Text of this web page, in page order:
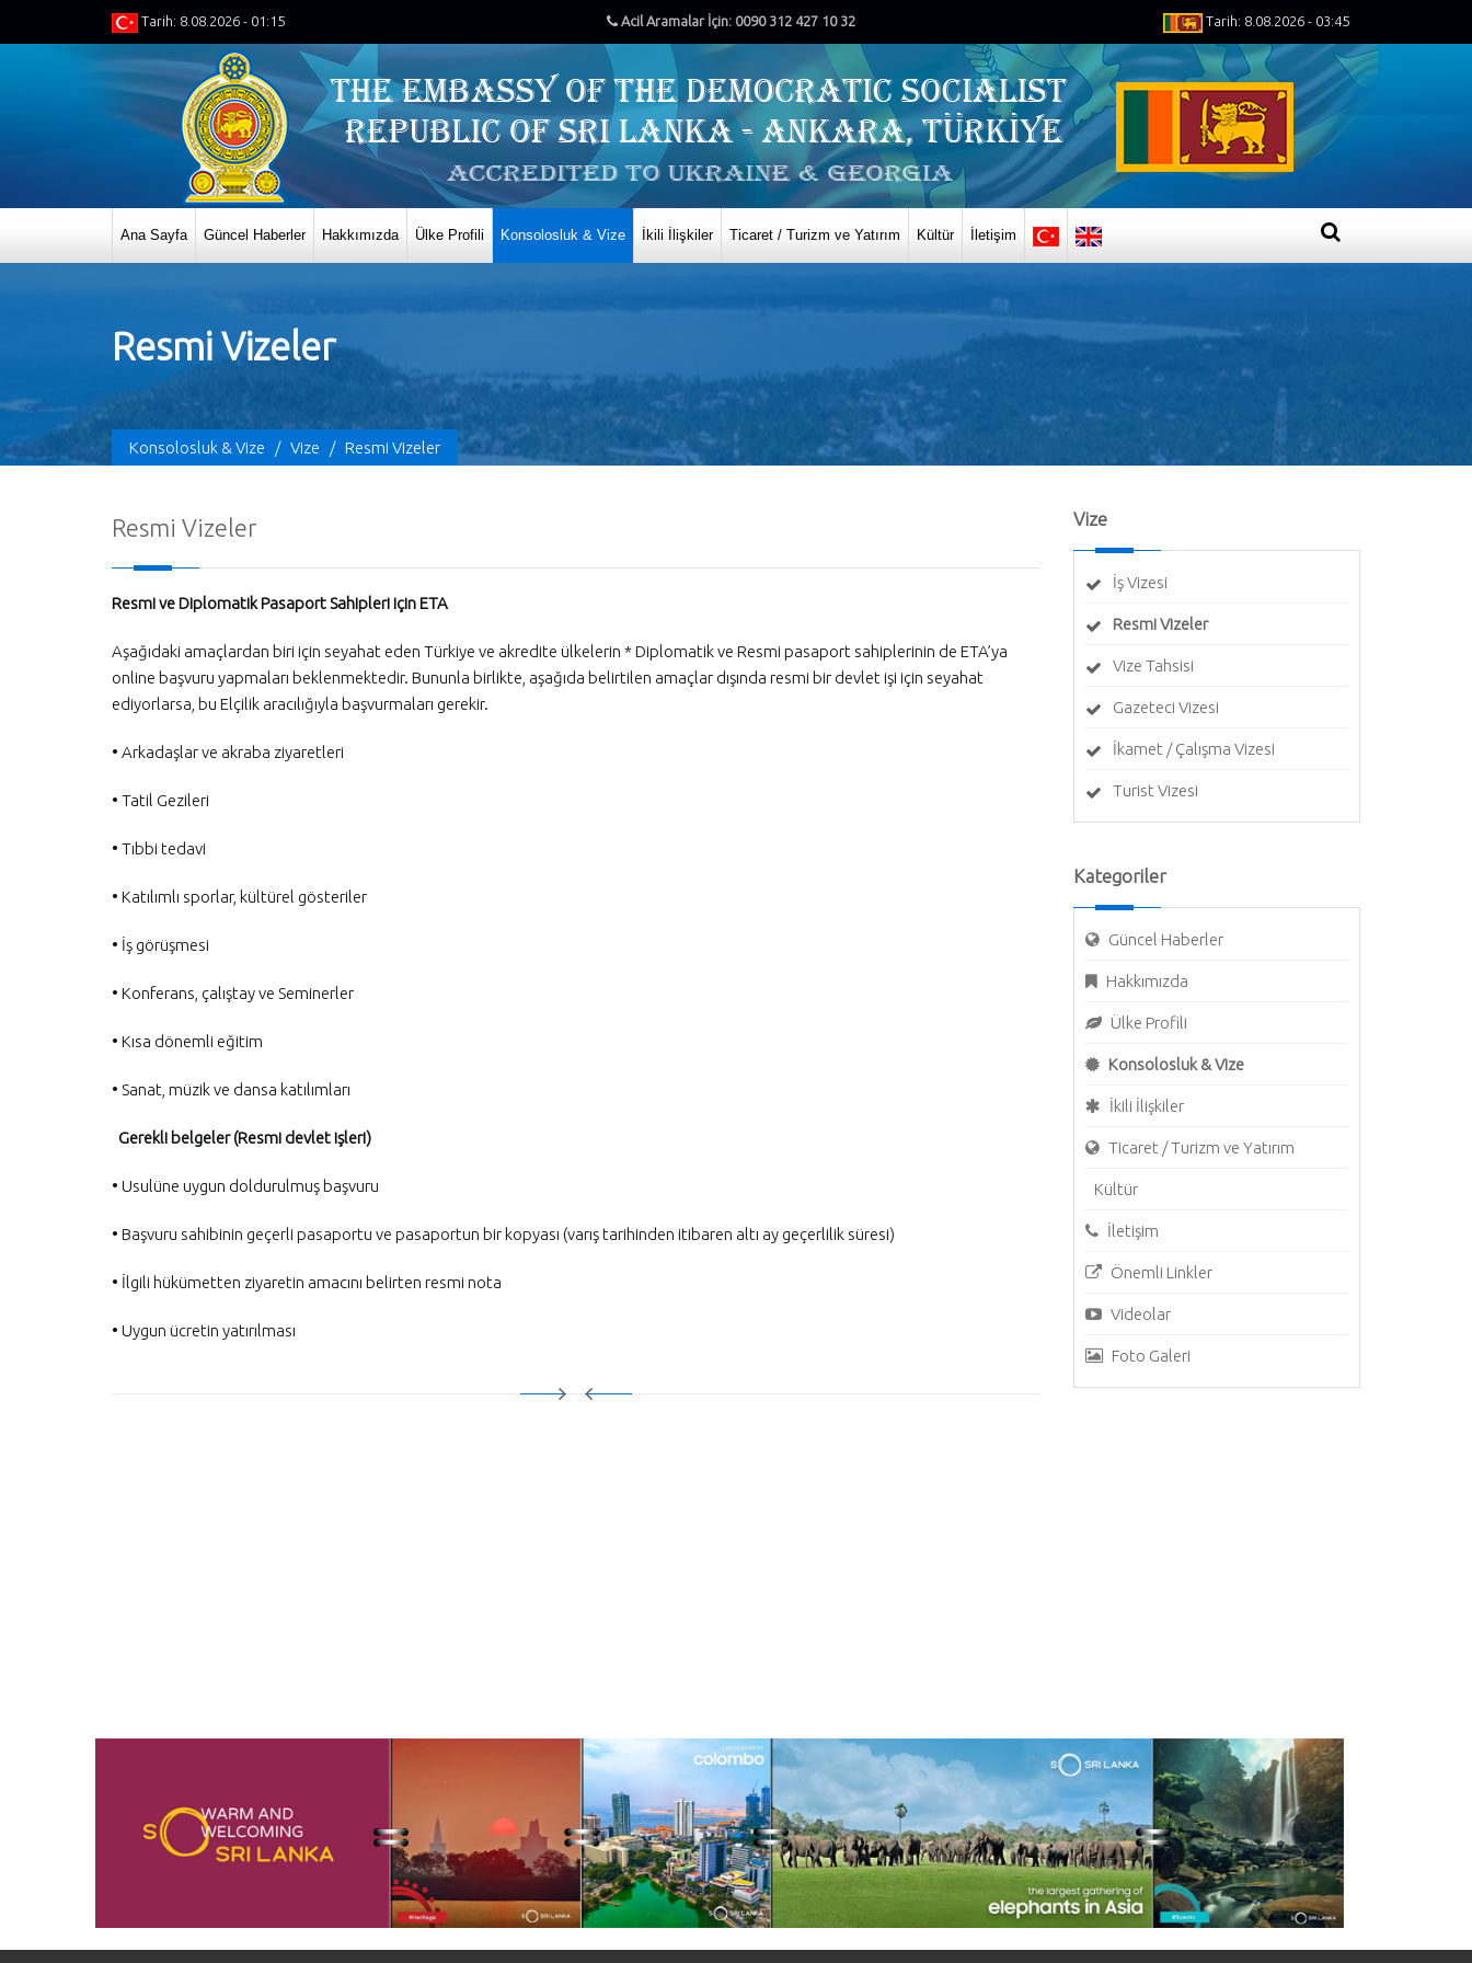
Tarih: 8.08.2026 - 01:15 Acil Aramalar İçin: 0090 312 427 10 32 Tarih: 8.08.2026 - 03:45
Ana Sayfa Güncel Haberler Hakkımızda Ülke Profili Konsolosluk & Vize İkili İlişkiler Ticaret / Turizm ve Yatırım Kültür İletişim
Resmi Vizeler
Konsolosluk & Vize / Vize / Resmi Vizeler
Resmi Vizeler
Resmi ve Diplomatik Pasaport Sahipleri için ETA
Aşağıdaki amaçlardan biri için seyahat eden Türkiye ve akredite ülkelerin * Diplomatik ve Resmi pasaport sahiplerinin de ETA’ya
online başvuru yapmaları beklenmektedir. Bununla birlikte, aşağıda belirtilen amaçlar dışında resmi bir devlet işi için seyahat
ediyorlarsa, bu Elçilik aracılığıyla başvurmaları gerekir.
• Arkadaşlar ve akraba ziyaretleri
• Tatil Gezileri
• Tıbbi tedavi
• Katılımlı sporlar, kültürel gösteriler
• İş görüşmesi
• Konferans, çalıştay ve Seminerler
• Kısa dönemli eğitim
• Sanat, müzik ve dansa katılımları
Gerekli belgeler (Resmi devlet işleri)
• Usulüne uygun doldurulmuş başvuru
• Başvuru sahibinin geçerli pasaportu ve pasaportun bir kopyası (varış tarihinden itibaren altı ay geçerlilik süresi)
• İlgili hükümetten ziyaretin amacını belirten resmi nota
• Uygun ücretin yatırılması
Vize
İş Vizesi
Resmi Vizeler
Vize Tahsisi
Gazeteci Vizesi
İkamet / Çalışma Vizesi
Turist Vizesi
Kategoriler
Güncel Haberler
Hakkımızda
Ülke Profili
Konsolosluk & Vize
İkili İlişkiler
Ticaret / Turizm ve Yatırım
Kültür
İletişim
Önemli Linkler
Videolar
Foto Galeri